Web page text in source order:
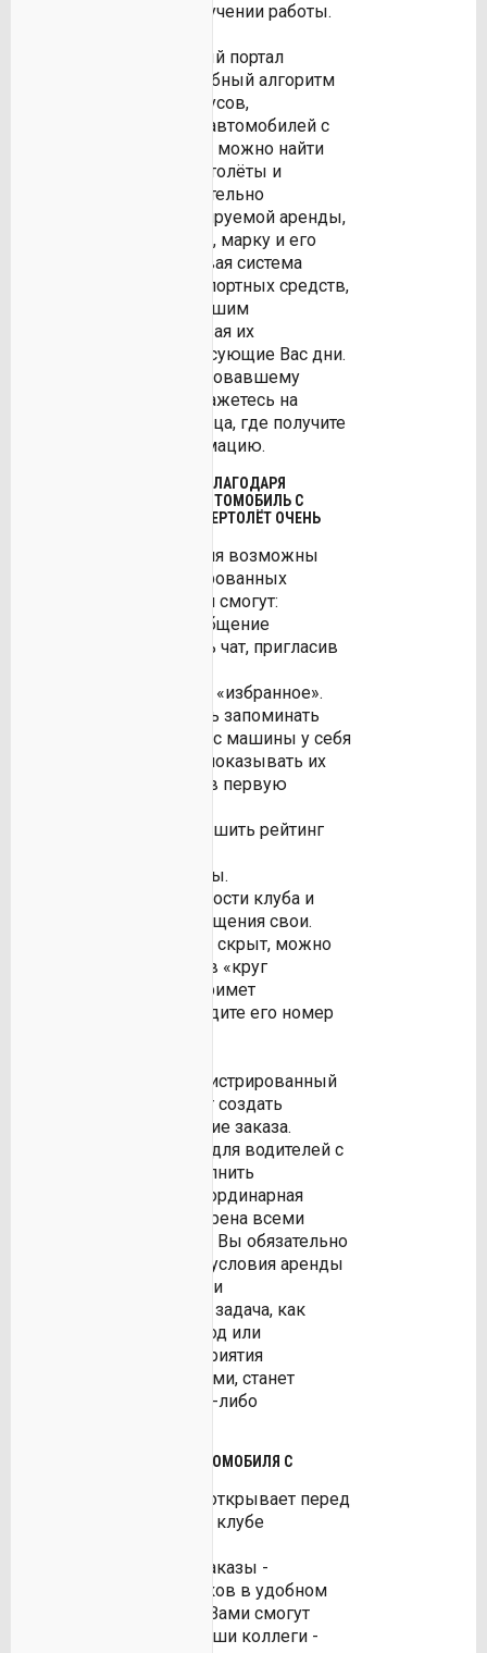
друге и помочь в получении работы.
Наш информационный портал
предлагает очень удобный алгоритм
поиска аренды автобусов,
микроавтобусов или автомобилей с
водителем. Так же тут можно найти
корабли и катера, вертолёты и
самолёты.Последовательно
выбирайте дату планируемой аренды,
категорию транспорта, марку и его
особенности. Поисковая система
предложит ряд транспортных средств,
удовлетворяющих Вашим
потребностям, учитывая их
доступность в интересующие Вас дни.
Кликнув по заинтересовавшему
предложению, Вы окажетесь на
странице его владельца, где получите
расширенную информацию.
МЫ СОЗДАЛИ СИСТЕМУ, БЛАГОДАРЯ
КОТОРОЙ, АРЕНДОВАТЬ АВТОМОБИЛЬ С
ВОДИТЕЛЕМ, КАТЕР ИЛИ ВЕРТОЛЁТ ОЧЕНЬ
Дальнейшие действия возможны
лишь для зарегистрированных
участников клуба. Они смогут:
Написать личное сообщение
водителю или создать чат, пригласив
Добавить водителя в «избранное».
Это даёт возможность запоминать
заинтересовавшие Вас машины у себя
в личном кабинете и показывать их
при будущем поиске в первую
Увеличить или уменьшить рейтинг
Оставить свои отзывы.
Комментировать новости клуба и
предлагать для размещения свои.
Если номер телефона скрыт, можно
пригласить водителя в «круг
доверия». Когда он примет
приглашение, Вы увидите его номер
Так же каждый зарегистрированный
участник клуба может создать
"Заявку" на выполнение заказа.
"Заявка" – это тендер для водителей с
предложением выполнить
заказ. Даже самая неординарная
заявка будет рассмотрена всеми
водителями ресурса и Вы обязательно
найдете нужные Вам условия аренды
водного, воздушного и
автотранспорта. Такая задача, как
поездка в другой город или
обслуживание мероприятия
несколькими машинами, станет
возможной без каких-либо
МЫ СДЕЛАЛИ АРЕНДУ АВТОМОБИЛЯ С
Какие возможности открывает перед
водителями участие в клубе
Вы будете получать заказы -
напрямую от заказчиков в удобном
интерфейсе! Также с Вами смогут
делиться заказами Ваши коллеги -